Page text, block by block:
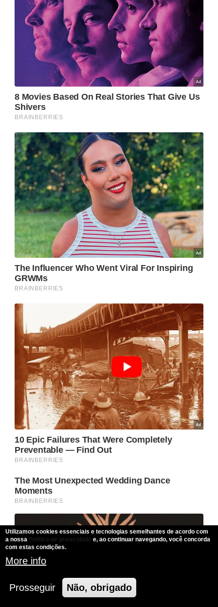
Utilizamos cookies essenciais e tecnologias semelhantes de acordo com
a nossa Politica de privacidade e, ao continuar navegando, você concorda
com estas condições.
More info
Prosseguir Não, obrigado